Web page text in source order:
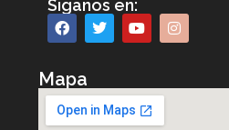
Siganos en:
Mapa